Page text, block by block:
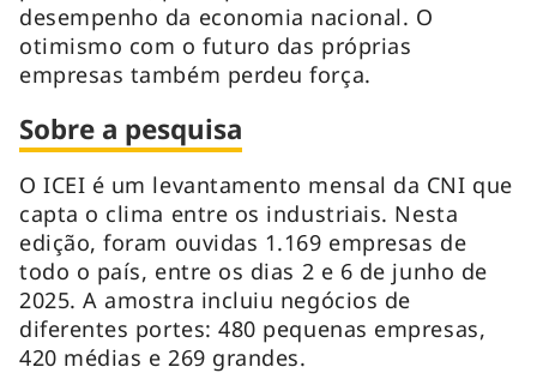
desempenho da economia nacional. O
otimismo com o futuro das próprias
empresas também perdeu força.
Sobre a pesquisa
O ICEI é um levantamento mensal da CNI que
capta o clima entre os industriais. Nesta
edição, foram ouvidas 1.169 empresas de
todo o país, entre os dias 2 e 6 de junho de
2025. A amostra incluiu negócios de
diferentes portes: 480 pequenas empresas,
420 médias e 269 grandes.